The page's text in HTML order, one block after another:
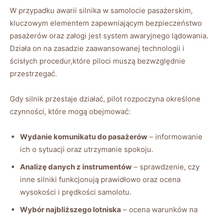
W‍ przypadku ⁢awarii silnika w samolocie pasażerskim,
kluczowym​ elementem zapewniającym bezpieczeństwo
pasażerów oraz załogi jest system awaryjnego⁤ lądowania.⁢
Działa on ⁢na zasadzie zaawansowanej⁢ technologii i
ścisłych procedur,które piloci muszą bezwzględnie
przestrzegać.
Gdy silnik przestaje działać, pilot rozpoczyna określone
czynności, które mogą obejmować:
Wydanie komunikatu do pasażerów – informowanie
ich o sytuacji oraz utrzymanie spokoju.
Analizę danych z instrumentów – sprawdzenie, czy
inne silniki funkcjonują prawidłowo oraz ocena⁤
wysokości i‌ prędkości ‍samolotu.
Wybór najbliższego lotniska – ocena ⁣warunków na